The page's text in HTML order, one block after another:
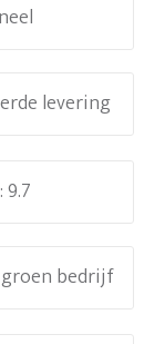
levering
bedrijf